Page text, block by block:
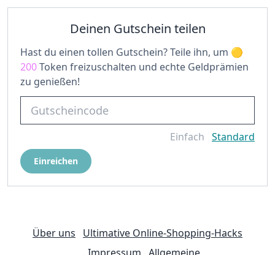
Deinen Gutschein teilen
Hast du einen tollen Gutschein? Teile ihn, um
200Token freizuschalten und echte Geldprämien
zu genießen!
Einfach Standard
Einreichen
Über uns
Ultimative Online-Shopping-Hacks